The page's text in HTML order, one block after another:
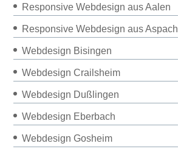
Responsive Webdesign aus Aalen
Responsive Webdesign aus Aspach
Webdesign Bisingen
Webdesign Crailsheim
Webdesign Dußlingen
Webdesign Eberbach
Webdesign Gosheim